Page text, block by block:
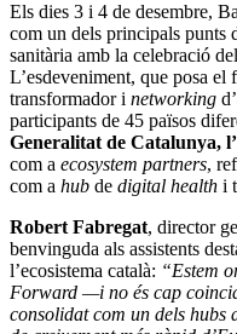
Els dies 3 i 4 de desembre,
com un dels principals punts
sanitària amb la celebració del
L’esdeveniment, que posa
transformador i networking
participants de 45 països
Generalitat de Catalunya,
com a ecosystem partners,
com a hub de digital health i
Robert Fabregat, director
benvinguda als assistents
l’ecosistema català: “Estem
Forward —i no és cap
consolidat com un dels hubs